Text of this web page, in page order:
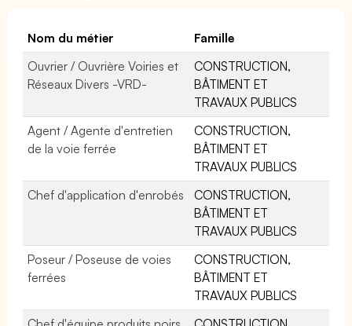
Nom du métier
Famille
Ouvrier / Ouvrière Voiries et
Réseaux Divers -VRD-
CONSTRUCTION,
BÂTIMENT ET
TRAVAUX PUBLICS
Agent / Agente d'entretien
de la voie ferrée
CONSTRUCTION,
BÂTIMENT ET
TRAVAUX PUBLICS
Chef d'application d'enrobés
CONSTRUCTION,
BÂTIMENT ET
TRAVAUX PUBLICS
Poseur / Poseuse de voies
ferrées
CONSTRUCTION,
BÂTIMENT ET
TRAVAUX PUBLICS